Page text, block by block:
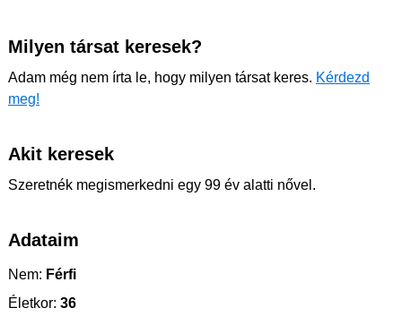
Milyen társat keresek?
Adam még nem írta le, hogy milyen társat keres. Kérdezd
meg!
Akit keresek
Szeretnék megismerkedni egy 99 év alatti nővel.
Adataim
Nem: Férfi
Életkor: 36